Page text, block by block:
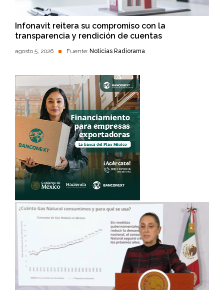
Infonavit reitera su compromiso con la
transparencia y rendición de cuentas
agosto 5, 2026 Fuente: Noticias Radiorama